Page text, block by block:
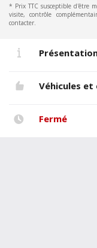
* Prix TTC susceptible d'être
visite, contrôle
contacter.
Véhicules
Fermé